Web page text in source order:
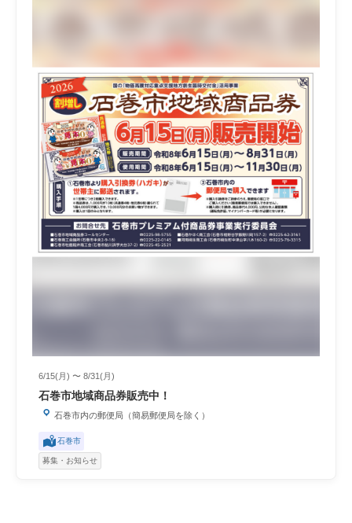
6/15(月) 〜 8/31(月)
石巻市地域商品券販売中！
石巻市内の郵便局（簡易郵便局を除く）
石巻市
募集・お知らせ